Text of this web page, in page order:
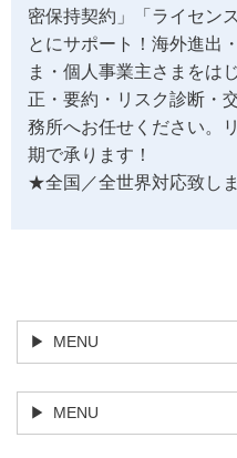
密保持契約」「ライセン
とにサポート！海外進出
ま・個人事業主さまをは
正・要約・リスク診断・
務所へお任せください。
期で承ります！
★全国／全世界対応致し
MENU
MENU